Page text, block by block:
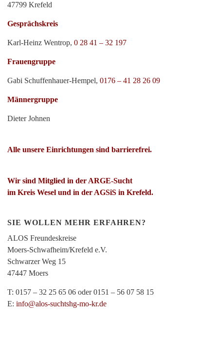
47799 Krefeld
Gesprächskreis
Karl-Heinz Wentrop, 0 28 41 – 32 197
Frauengruppe
Gabi Schuffenhauer-Hempel, 0176 – 41 28 26 09
Männergruppe
Dieter Johnen
Alle unsere Einrichtungen sind barrierefrei.
Wir sind Mitglied in der ARGE-Sucht
im Kreis Wesel und in der AGSiS in Krefeld.
SIE WOLLEN MEHR ERFAHREN?
ALOS Freundeskreise
Moers-Schwafheim/Krefeld e.V.
Schwarzer Weg 15
47447 Moers
T: 0157 – 32 25 65 06 oder 0151 – 56 07 58 15
E: info@alos-suchtshg-mo-kr.de